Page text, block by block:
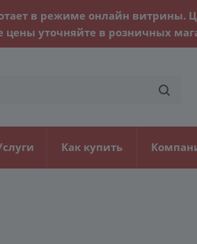
в режиме онлайн витрины.
цены уточняйте в розничных
Как купить